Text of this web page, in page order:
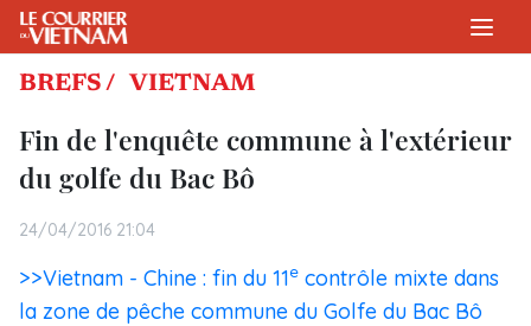
BREFS / VIETNAM
Fin de l'enquête commune à l'extérieur
du golfe du Bac Bô
24/04/2016 21:04
>>Vietnam - Chine : fin du 11e contrôle mixte dans
la zone de pêche commune du Golfe du Bac Bô